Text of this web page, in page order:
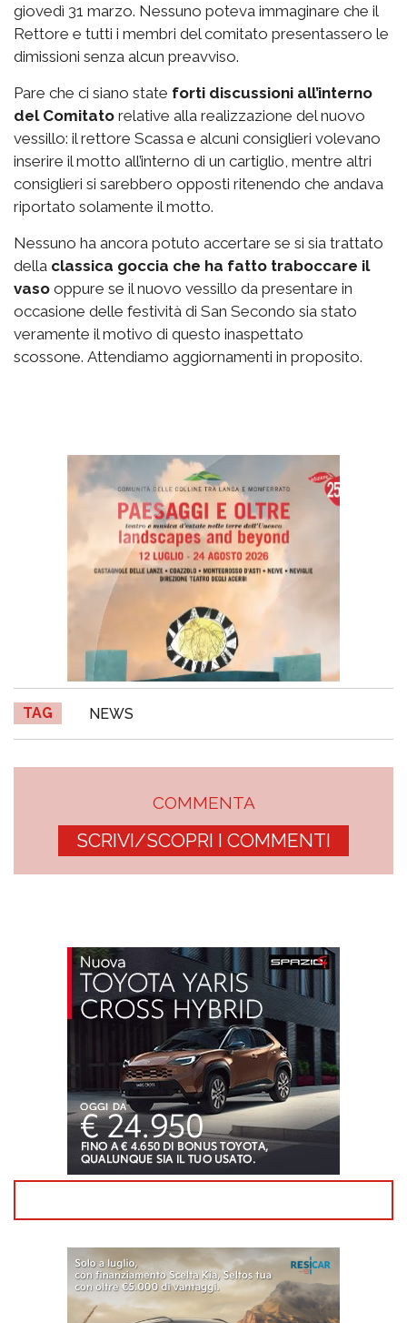
giovedì 31 marzo. Nessuno poteva immaginare che il
Rettore e tutti i membri del comitato presentassero le
dimissioni senza alcun preavviso.
Pare che ci siano state forti discussioni all’interno
del Comitato relative alla realizzazione del nuovo
vessillo: il rettore Scassa e alcuni consiglieri volevano
inserire il motto all’interno di un cartiglio, mentre altri
consiglieri si sarebbero opposti ritenendo che andava
riportato solamente il motto.
Nessuno ha ancora potuto accertare se si sia trattato
della classica goccia che ha fatto traboccare il
vaso oppure se il nuovo vessillo da presentare in
occasione delle festività di San Secondo sia stato
veramente il motivo di questo inaspettato
scossone. Attendiamo aggiornamenti in proposito.
TAG NEWS
COMMENTA
SCRIVI/SCOPRI I COMMENTI